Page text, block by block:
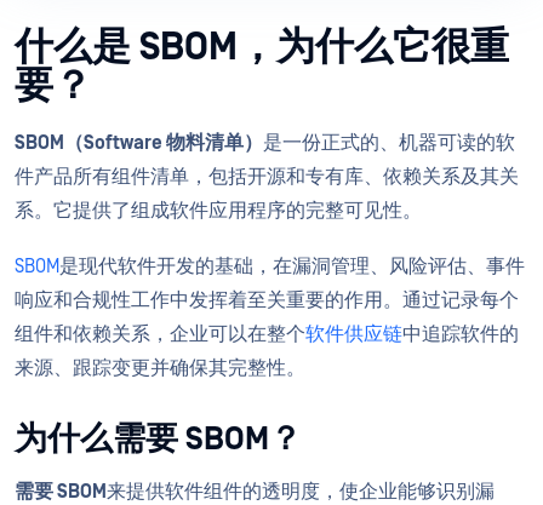
什么是 SBOM，为什么它很重
要？
SBOM（Software 物料清单） 是一份正式的、机器可读的软
件产品所有组件清单，包括开源和专有库、依赖关系及其关
系。它提供了组成软件应用程序的完整可见性。
SBOM是现代软件开发的基础，在漏洞管理、风险评估、事件
响应和合规性工作中发挥着至关重要的作用。通过记录每个
组件和依赖关系，企业可以在整个软件供应链中追踪软件的
来源、跟踪变更并确保其完整性。
为什么需要 SBOM？
需要 SBOM来提供软件组件的透明度，使企业能够识别漏